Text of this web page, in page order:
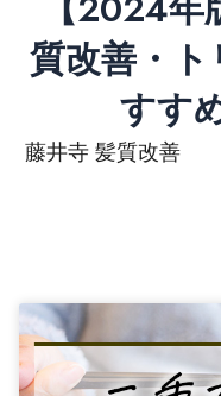
質改善・
すす
藤井寺 髪質改善